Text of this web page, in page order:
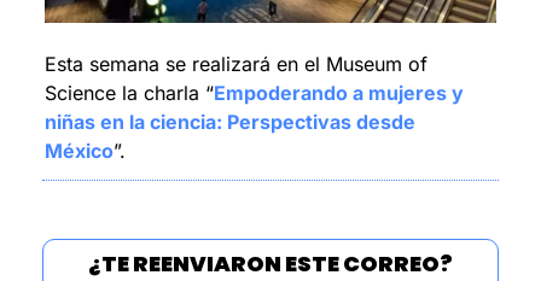
Esta semana se realizará en el Museum of
Science la charla “Empoderando a mujeres y
niñas en la ciencia: Perspectivas desde
México”.
¿TE REENVIARON ESTE CORREO?